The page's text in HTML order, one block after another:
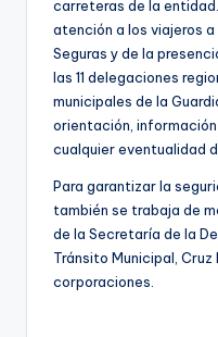
carreteras de la
atención a los viajeros
Seguras y de la
las 11 delegaciones
municipales de la
orientación,
cualquier eventualidad
Para garantizar la
también se trabaja de
de la Secretaría de la
Tránsito Municipal, Cruz
corporaciones.